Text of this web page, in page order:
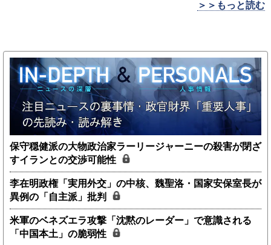
＞＞もっと読む
保守穏健派の大物政治家ラーリージャーニーの殺害が閉ざ
すイランとの交渉可能性
李在明政権「実用外交」の中核、魏聖洛・国家安保室長が
異例の「自主派」批判
米軍のベネズエラ攻撃「沈黙のレーダー」で意識される
「中国本土」の脆弱性